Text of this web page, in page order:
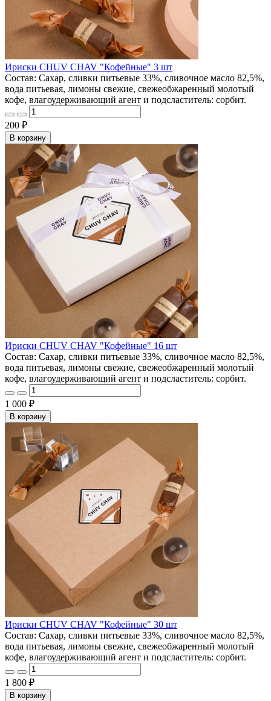
Ириски CHUV CHAV "Кофейные" 3 шт
Состав: Сахар, сливки питьевые 33%, сливочное масло 82,5%,
вода питьевая, лимоны свежие, свежеобжаренный молотый
кофе, влагоудерживающий агент и подсластитель: сорбит.
200 ₽
В корзину
Ириски CHUV CHAV "Кофейные" 16 шт
Состав: Сахар, сливки питьевые 33%, сливочное масло 82,5%,
вода питьевая, лимоны свежие, свежеобжаренный молотый
кофе, влагоудерживающий агент и подсластитель: сорбит.
1 000 ₽
В корзину
Ириски CHUV CHAV "Кофейные" 30 шт
Состав: Сахар, сливки питьевые 33%, сливочное масло 82,5%,
вода питьевая, лимоны свежие, свежеобжаренный молотый
кофе, влагоудерживающий агент и подсластитель: сорбит.
1 800 ₽
В корзину